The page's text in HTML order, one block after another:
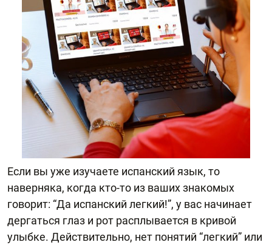
Если вы уже изучаете испанский язык, то
наверняка, когда кто-то из ваших знакомых
говорит: “Да испанский легкий!”, у вас начинает
дергаться глаз и рот расплывается в кривой
улыбке. Действительно, нет понятий “легкий” или